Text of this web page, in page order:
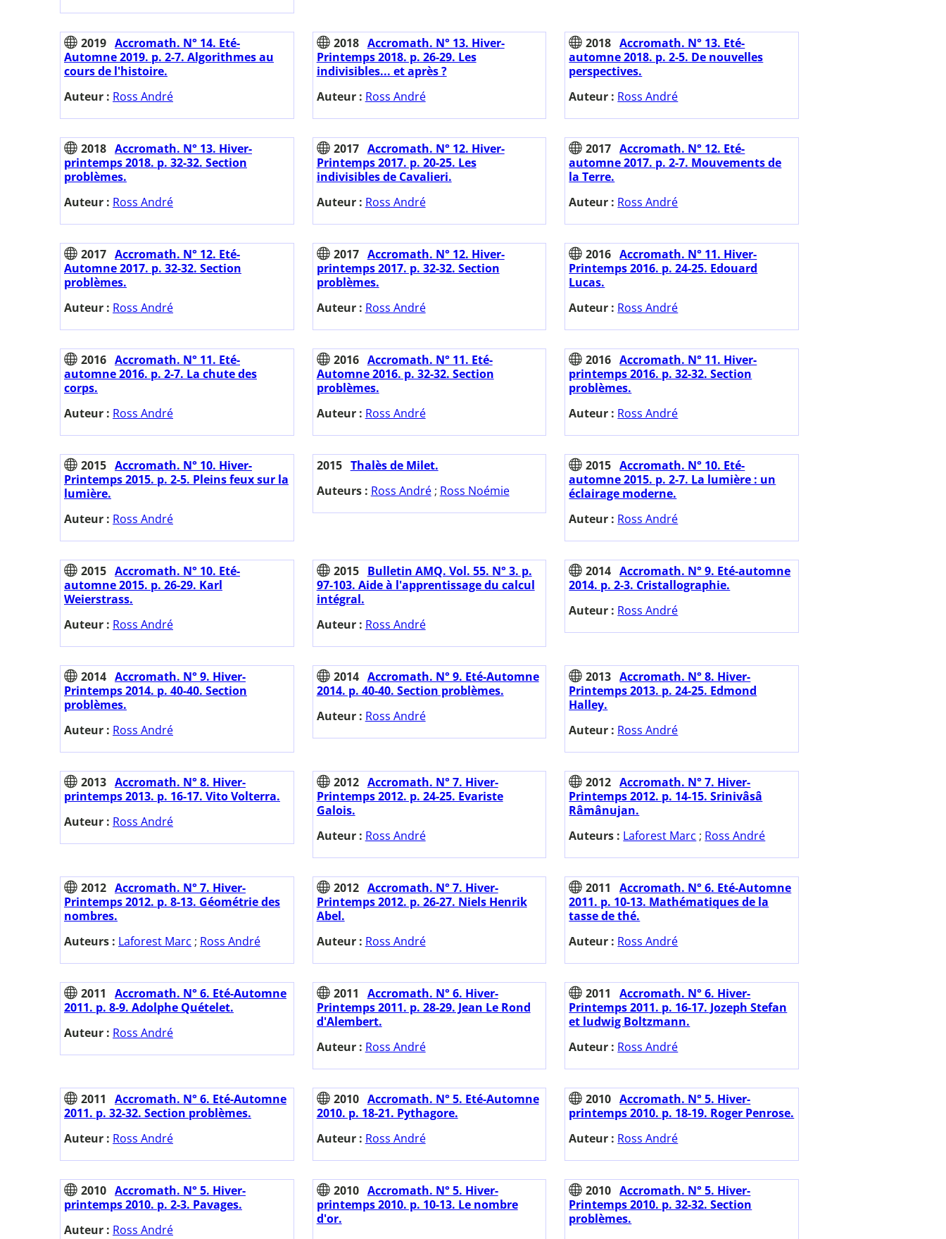
2019 Accromath. N° 14. Eté-
Automne 2019. p. 2-7. Algorithmes au
cours de l'histoire.
Auteur : Ross André
2018 Accromath. N° 13. Hiver-
Printemps 2018. p. 26-29. Les
indivisibles... et après ?
Auteur : Ross André
2018 Accromath. N° 13. Eté-
automne 2018. p. 2-5. De nouvelles
perspectives.
Auteur : Ross André
2018 Accromath. N° 13. Hiver-
printemps 2018. p. 32-32. Section
problèmes.
Auteur : Ross André
2017 Accromath. N° 12. Hiver-
Printemps 2017. p. 20-25. Les
indivisibles de Cavalieri.
Auteur : Ross André
2017 Accromath. N° 12. Eté-
automne 2017. p. 2-7. Mouvements de
la Terre.
Auteur : Ross André
2017 Accromath. N° 12. Eté-
Automne 2017. p. 32-32. Section
problèmes.
Auteur : Ross André
2017 Accromath. N° 12. Hiver-
printemps 2017. p. 32-32. Section
problèmes.
Auteur : Ross André
2016 Accromath. N° 11. Hiver-
Printemps 2016. p. 24-25. Edouard
Lucas.
Auteur : Ross André
2016 Accromath. N° 11. Eté-
automne 2016. p. 2-7. La chute des
corps.
Auteur : Ross André
2016 Accromath. N° 11. Eté-
Automne 2016. p. 32-32. Section
problèmes.
Auteur : Ross André
2016 Accromath. N° 11. Hiver-
printemps 2016. p. 32-32. Section
problèmes.
Auteur : Ross André
2015 Accromath. N° 10. Hiver-
Printemps 2015. p. 2-5. Pleins feux sur la
lumière.
Auteur : Ross André
2015 Thalès de Milet.
Auteurs : Ross André; Ross Noémie
2015 Accromath. N° 10. Eté-
automne 2015. p. 2-7. La lumière : un
éclairage moderne.
Auteur : Ross André
2015 Accromath. N° 10. Eté-
automne 2015. p. 26-29. Karl
Weierstrass.
Auteur : Ross André
2015
Bulletin AMQ. Vol. 55. N° 3. p.
97-103. Aide à l'apprentissage du calcul
intégral.
Auteur : Ross André
2014 Accromath. N° 9. Eté-automne
2014. p. 2-3. Cristallographie.
Auteur : Ross André
2014 Accromath. N° 9. Hiver-
Printemps 2014. p. 40-40. Section
problèmes.
Auteur : Ross André
2014 Accromath. N° 9. Eté-Automne
2014. p. 40-40. Section problèmes.
Auteur : Ross André
2013 Accromath. N° 8. Hiver-
Printemps 2013. p. 24-25. Edmond
Halley.
Auteur : Ross André
2013 Accromath. N° 8. Hiver-
printemps 2013. p. 16-17. Vito Volterra.
Auteur : Ross André
2012 Accromath. N° 7. Hiver-
Printemps 2012. p. 24-25. Evariste
Galois.
Auteur : Ross André
2012 Accromath. N° 7. Hiver-
Printemps 2012. p. 14-15. Srinivâsâ
Râmânujan.
Auteurs : Laforest Marc ; Ross André
2012 Accromath. N° 7. Hiver-
Printemps 2012. p. 8-13. Géométrie des
nombres.
Auteurs : Laforest Marc ; Ross André
2012 Accromath. N° 7. Hiver-
Printemps 2012. p. 26-27. Niels Henrik
Abel.
Auteur : Ross André
2011
Accromath. N° 6. Eté-Automne
2011. p. 10-13. Mathématiques de la
tasse de thé.
Auteur : Ross André
2011
Accromath. N° 6. Eté-Automne
2011. p. 8-9. Adolphe Quételet.
Auteur : Ross André
2011
Accromath. N° 6. Hiver-
Printemps 2011. p. 28-29. Jean Le Rond
d'Alembert.
Auteur : Ross André
2011
Accromath. N° 6. Hiver-
Printemps 2011. p. 16-17. Jozeph Stefan
et ludwig Boltzmann.
Auteur : Ross André
2011
Accromath. N° 6. Eté-Automne
2011. p. 32-32. Section problèmes.
Auteur : Ross André
2010 Accromath. N° 5. Eté-Automne
2010. p. 18-21. Pythagore.
Auteur : Ross André
2010 Accromath. N° 5. Hiver-
printemps 2010. p. 18-19. Roger Penrose.
Auteur : Ross André
2010 Accromath. N° 5. Hiver-
printemps 2010. p. 2-3. Pavages.
Auteur : Ross André
2010 Accromath. N° 5. Hiver-
printemps 2010. p. 10-13. Le nombre
d'or.
2010 Accromath. N° 5. Hiver-
Printemps 2010. p. 32-32. Section
problèmes.